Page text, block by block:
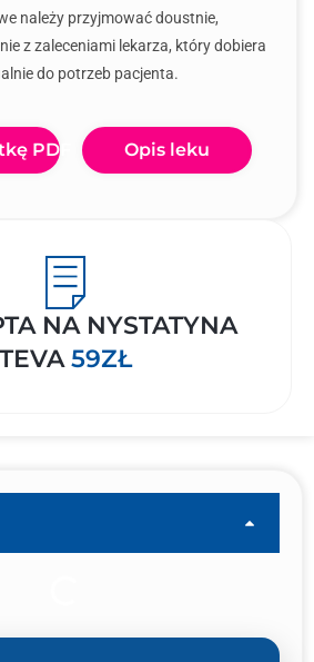
należy przyjmować doustnie,
z zaleceniami lekarza, który dobiera
do potrzeb pacjenta.
PDF Opis leku
NA NYSTATYNA
TEVA59ZŁ